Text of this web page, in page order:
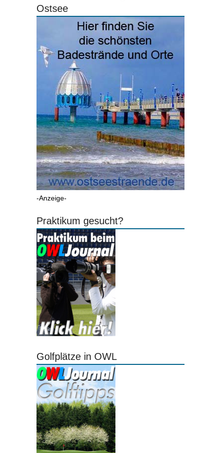
Ostsee
-Anzeige-
Praktikum gesucht?
Golfplätze in OWL